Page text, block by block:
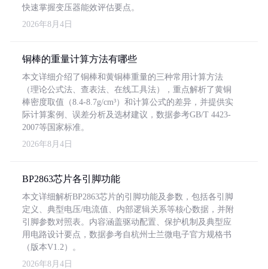
快速掌握变压器能效评估要点。
2026年8月4日
铜棒的重量计算方法有哪些
本文详细介绍了铜棒和黄铜棒重量的三种常用计算方法
（理论公式法、查表法、在线工具法），重点解析了黄铜
棒密度取值（8.4-8.7g/cm³）和计算公式的差异，并提供实
际计算案例、误差分析及选材建议，数据参考GB/T 4423-
2007等国家标准。
2026年8月4日
BP2863芯片各引脚功能
本文详细解析BP2863芯片的引脚功能及参数，包括各引脚
定义、典型电压/电流值、内部逻辑关系等核心数据，并附
引脚参数对照表。内容涵盖驱动配置、保护机制及典型应
用电路设计要点，数据参考自杭州士兰微电子官方规格书
（版本V1.2）。
2026年8月4日